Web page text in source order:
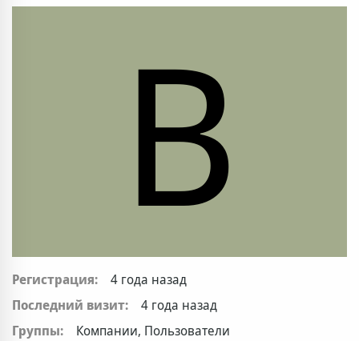
B
Регистрация:
4 года назад
Последний визит:
4 года назад
Группы:
Компании, Пользователи